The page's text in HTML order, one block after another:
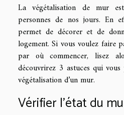
La végétalisation de mur
personnes de nos jours. En
permet de décorer et de
logement. Si vous voulez faire
par où commencer, lisez
découvrirez 3 astuces qui
végétalisation d’un mur.
Vérifier l’état du